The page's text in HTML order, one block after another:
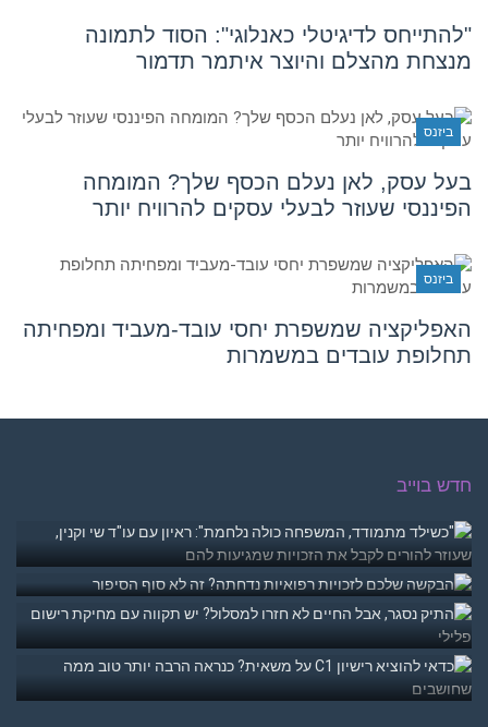
"להתייחס לדיגיטלי כאנלוגי": הסוד לתמונה
מנצחת מהצלם והיוצר איתמר תדמור
ביזנס
בעל עסק, לאן נעלם הכסף שלך? המומחה
הפיננסי שעוזר לבעלי עסקים להרוויח יותר
ביזנס
האפליקציה שמשפרת יחסי עובד-מעביד ומפחיתה
תחלופת עובדים במשמרות
חדש בוייב